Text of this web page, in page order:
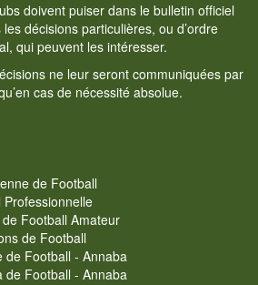
doivent puiser dans le bulletin officiel
les décisions particulières, ou d’ordre
qui peuvent les intéresser.
ne leur seront communiquées par
cas de nécessité absolue.
de Football
Football Amateur
de Football
Football - Annaba
Football - Annaba